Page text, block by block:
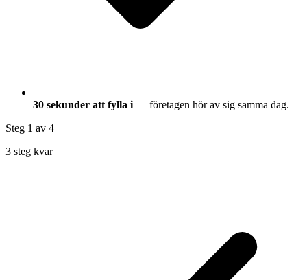
30 sekunder att fylla i — företagen hör av sig samma dag.
Steg 1 av 4
3 steg kvar